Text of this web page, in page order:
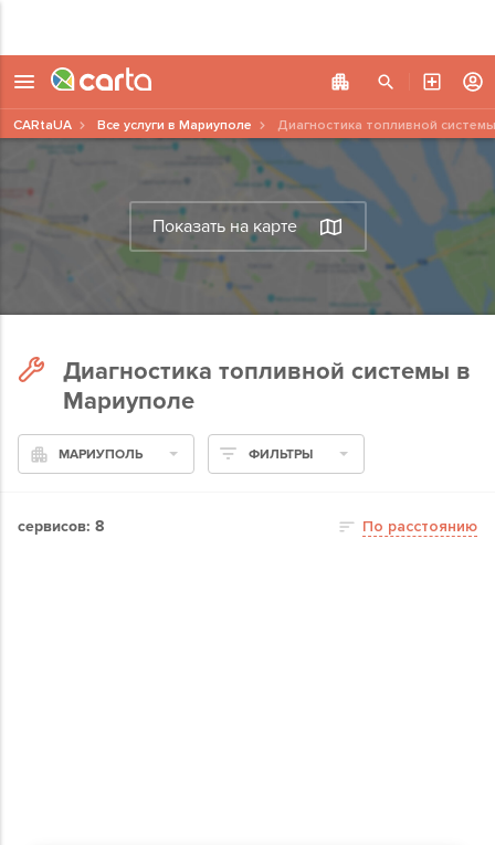
Показать на карте
CARtaUA Все услуги в Мариуполе Диагностика топливной системы
Диагностика топливной системы в
Мариуполе
МАРИУПОЛЬ ФИЛЬТРЫ
сервисов: 8 По расстоянию